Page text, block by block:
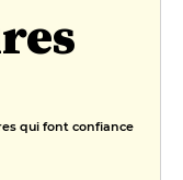
qui font confiance